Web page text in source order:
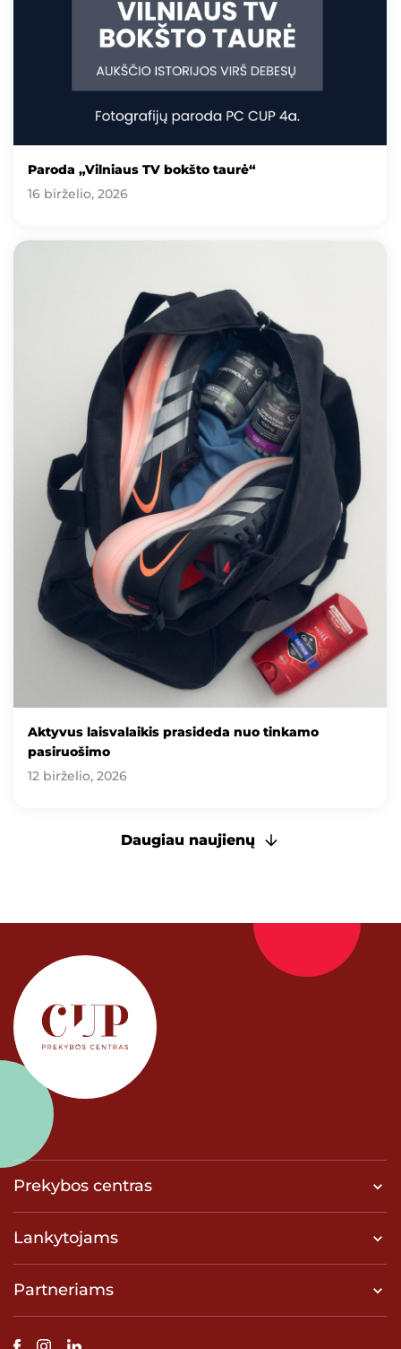
Paroda „Vilniaus TV bokšto taurė“
16 birželio, 2026
Aktyvus laisvalaikis prasideda nuo tinkamo
pasiruošimo
12 birželio, 2026
Daugiau naujienų
Prekybos centras
Lankytojams
Partneriams